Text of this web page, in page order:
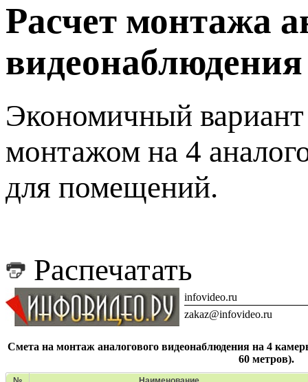
Расчет монтажа
Экономичный
монтажом на 4
для помещений.
Распечатать
infovideo.ru
zakaz@infovideo.ru
Смета на монтаж аналогового видеонаблюдения на 4
60 метров).